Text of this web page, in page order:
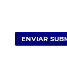
ENVIAR